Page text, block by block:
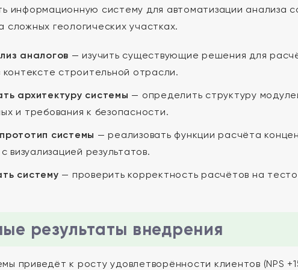
информационную систему для автоматизации анализа
сложных геологических участках.
аналогов — изучить существующие решения для
контексте строительной отрасли.
архитектуру системы — определить структуру
и требования к безопасности.
системы — реализовать функции расчёта
визуализацией результатов.
систему — проверить корректность расчётов на
результаты внедрения
приведёт к росту удовлетворённости клиентов (NPS